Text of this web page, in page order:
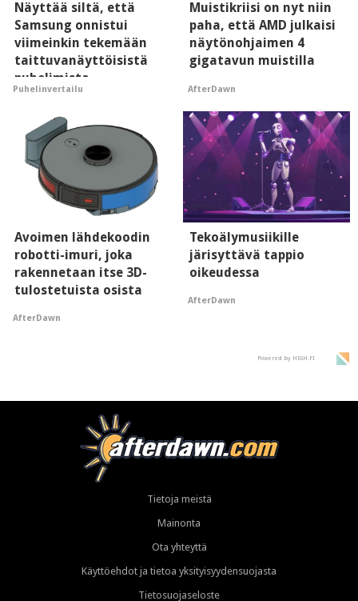
Näyttää siltä, että
Samsung onnistui
viimeinkin tekemään
taittuvanäyttöisistä
puhelimista
supersuosittuja
Puhelinvertailu
Muistikriisi on nyt niin
paha, että AMD julkaisi
näytönohjaimen 4
gigatavun muistilla
AfterDawn
Avoimen lähdekoodin
robotti-imuri, joka
rakennetaan itse 3D-
tulostetuista osista
AfterDawn
Tekoälymusiikille
järisyttävä tappio
oikeudessa
AfterDawn
Powered by HIGH.FI
Tietoja meistä
Mainonta
Ota yhteyttä
Käyttöehdot ja tietoa yksityisyydensuojasta
Tietosuojaseloste